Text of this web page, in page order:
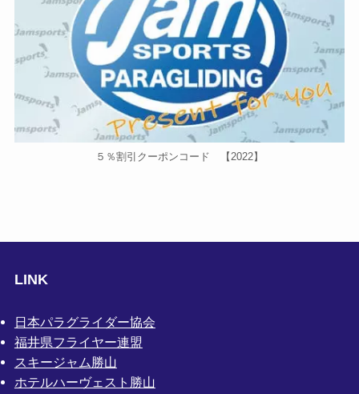
５％割引クーポンコード 【2022】
LINK
日本パラグライダー協会
福井県フライヤー連盟
スキージャム勝山
ホテルハーヴェスト勝山